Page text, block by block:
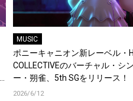
MUSIC
ポニーキャニオン新レーベル・
COLLECTIVEのバーチャル・シ
ー・朔雀、5th SGをリリース！
2026/6/12